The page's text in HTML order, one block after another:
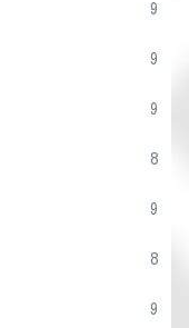
9
9
9
8
9
8
9